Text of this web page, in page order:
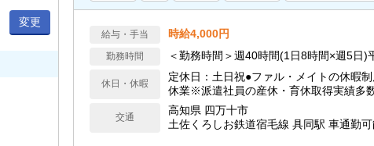
変更
給与・手当 時給4,000円
勤務時間 ＜勤務時間＞週40時間(1日8時間×週5日)
休日・休暇
定休日：土日祝●ファル・メイトの休暇
休業※派遣社員の産休・育休取得実績多
交通
高知県 四万十市
土佐くろしお鉄道宿毛線 具同駅 車通勤